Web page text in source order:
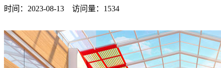
时间：2023-08-13 访问量：1534